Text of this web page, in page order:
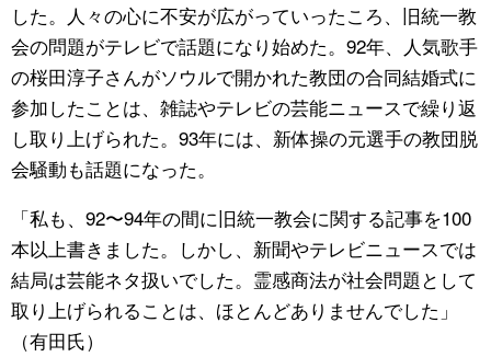
した。人々の心に不安が広がっていったころ、旧統一教
会の問題がテレビで話題になり始めた。92年、人気歌手
の桜田淳子さんがソウルで開かれた教団の合同結婚式に
参加したことは、雑誌やテレビの芸能ニュースで繰り返
し取り上げられた。93年には、新体操の元選手の教団脱
会騒動も話題になった。
「私も、92〜94年の間に旧統一教会に関する記事を100
本以上書きました。しかし、新聞やテレビニュースでは
結局は芸能ネタ扱いでした。霊感商法が社会問題として
取り上げられることは、ほとんどありませんでした」
（有田氏）